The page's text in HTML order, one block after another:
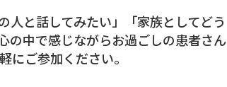
人と話してみたい」「家族としてどう
の中で感じながらお過ごしの患者さん
にご参加ください。